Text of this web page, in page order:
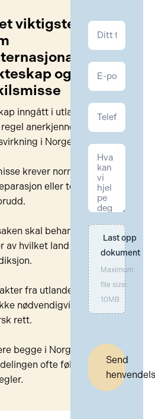
viktigste
og
inngått i utlandet
anerkjennes for
i Norge.
krever normalt
eller to års
skal behandles,
av hvilket land som
fra utlandet
nødvendigvis
rett.
begge i Norge, vil
ofte følge
Kontakt
Last opp
dokument
Maximum
file size:
10MB
Send